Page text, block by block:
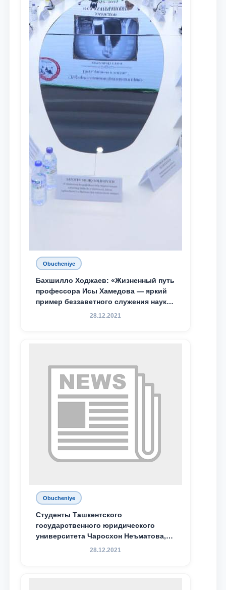
Obucheniye
Бахшилло Ходжаев: «Жизненный путь
профессора Исы Хамедова — яркий
пример беззаветного служения науке,
Родине и воспитанию молодого
28.12.2021
Obucheniye
Студенты Ташкентского
государственного юридического
университета Чаросхон Неъматова,
Севдо Хакимходжаева, Анбарой
28.12.2021